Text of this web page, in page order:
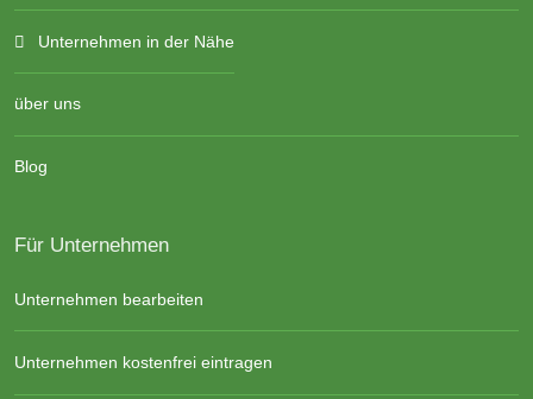
Unternehmen in der Nähe
über uns
Blog
Für Unternehmen
Unternehmen bearbeiten
Unternehmen kostenfrei eintragen